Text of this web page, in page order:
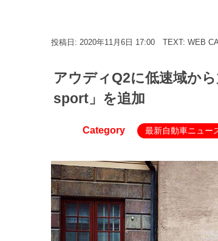
投稿日: 2020年11月6日 17:00 TEXT: WEB
アウディQ2に低速域か
sport」を追加
Category 最新自動車ニュー